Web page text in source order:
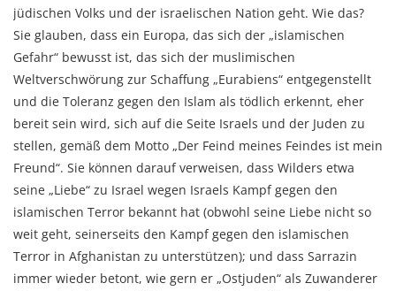
jüdischen Volks und der israelischen Nation geht. Wie das?
Sie glauben, dass ein Europa, das sich der „islamischen
Gefahr“ bewusst ist, das sich der muslimischen
Weltverschwörung zur Schaffung „Eurabiens“ entgegenstellt
und die Toleranz gegen den Islam als tödlich erkennt, eher
bereit sein wird, sich auf die Seite Israels und der Juden zu
stellen, gemäß dem Motto „Der Feind meines Feindes ist mein
Freund“. Sie können darauf verweisen, dass Wilders etwa
seine „Liebe“ zu Israel wegen Israels Kampf gegen den
islamischen Terror bekannt hat (obwohl seine Liebe nicht so
weit geht, seinerseits den Kampf gegen den islamischen
Terror in Afghanistan zu unterstützen); und dass Sarrazin
immer wieder betont, wie gern er „Ostjuden“ als Zuwanderer